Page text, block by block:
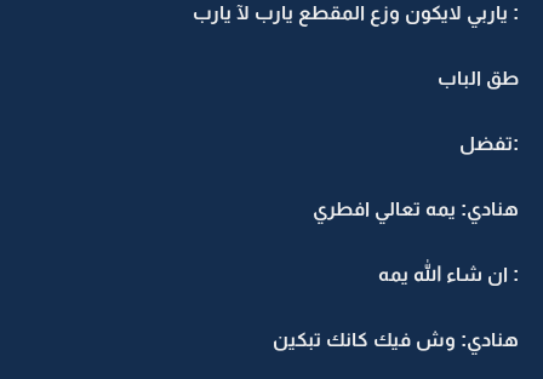
: ياربي لايكون وزع المقطع يارب لآ يارب
طق الباب
:تفضل
هنادي: يمه تعالي افطري
: ان شاء الله يمه
هنادي: وش فيك كانك تبكين